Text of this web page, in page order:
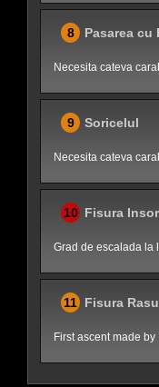
8 Pasarea cu
Necesita cateva
9 Soricelul
Necesita cateva
10 Fisura
Grad de escalada la
11 Fisura
First ascent made